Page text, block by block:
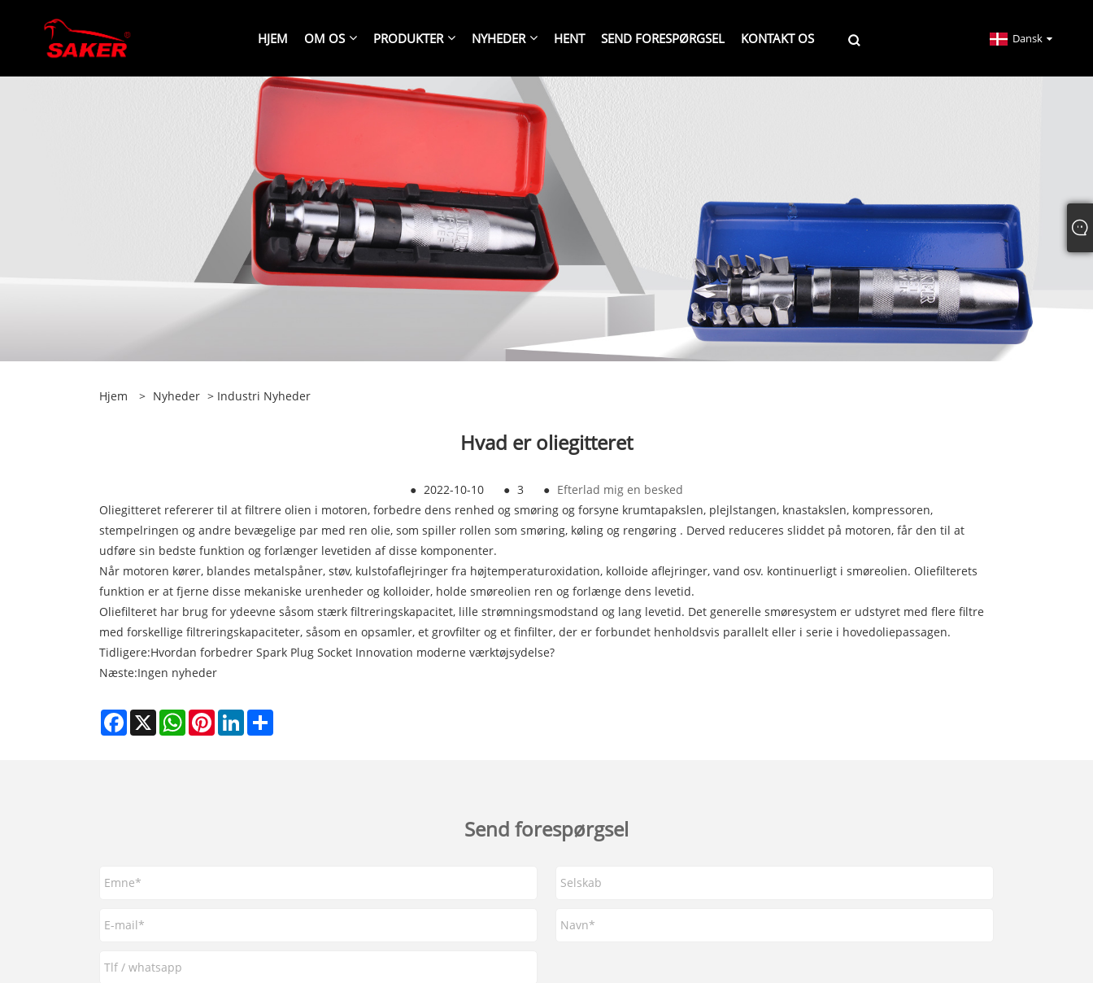
HJEM OM OS PRODUKTER NYHEDER HENT SEND FORESPØRGSEL KONTAKT OS Dansk
Hjem > Nyheder > Industri Nyheder
Hvad er oliegitteret
● 2022-10-10 ● 3 ● Efterlad mig en besked
Oliegitteret refererer til at filtrere olien i motoren, forbedre dens renhed og smøring og forsyne krumtapakslen, plejlstangen, knastakslen, kompressoren,
stempelringen og andre bevægelige par med ren olie, som spiller rollen som smøring, køling og rengøring . Derved reduceres sliddet på motoren, får den til at
udføre sin bedste funktion og forlænger levetiden af ​​disse komponenter.
Når motoren kører, blandes metalspåner, støv, kulstofaflejringer fra højtemperaturoxidation, kolloide aflejringer, vand osv. kontinuerligt i smøreolien. Oliefilterets
funktion er at fjerne disse mekaniske urenheder og kolloider, holde smøreolien ren og forlænge dens levetid.
Oliefilteret har brug for ydeevne såsom stærk filtreringskapacitet, lille strømningsmodstand og lang levetid. Det generelle smøresystem er udstyret med flere filtre
med forskellige filtreringskapaciteter, såsom en opsamler, et grovfilter og et finfilter, der er forbundet henholdsvis parallelt eller i serie i hovedoliepassagen.
Tidligere:Hvordan forbedrer Spark Plug Socket Innovation moderne værktøjsydelse?
Næste:Ingen nyheder
Facebook
X WhatsAppPinterestLinkedIn
Send forespørgsel